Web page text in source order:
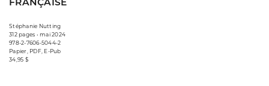
Stéphanie Nutting
312 pages • mai 2024
978-2-7606-5044-2
Papier, PDF, E-Pub
34,95 $